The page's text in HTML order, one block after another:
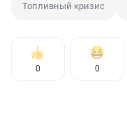
Топливный кризис
0 0